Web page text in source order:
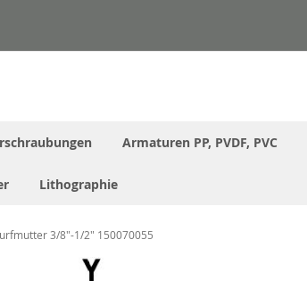
Armaturen PP, PVDF, PVC
Lithographie
3/8"-1/2" 150070055